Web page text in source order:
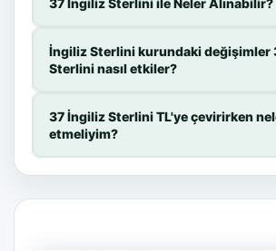
37 İngiliz Sterlini ile Neler Alınabilir?
İngiliz Sterlini kurundaki değişimler
Sterlini nasıl etkiler?
37 İngiliz Sterlini TL'ye çevirirken
etmeliyim?